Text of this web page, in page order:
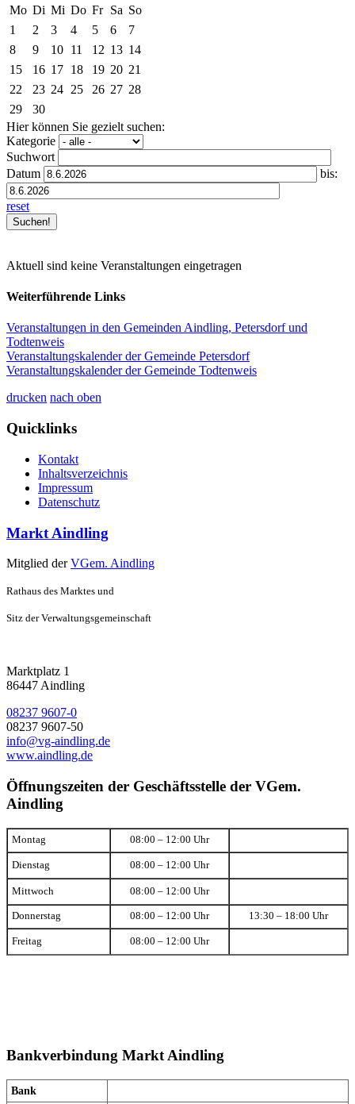
Mo Di Mi Do Fr Sa So
1
2 3 4 5 6
7
8
9 10 11 12 13 14
15
16 17 18 19 20 21
22
23 24 25 26 27 28
29
30
Hier können Sie gezielt suchen:
Kategorie
Suchwort
Datum
bis:
reset
Aktuell sind keine Veranstaltungen eingetragen
Weiterführende Links
Veranstaltungen in den Gemeinden Aindling, Petersdorf und
Todtenweis
Veranstaltungskalender der Gemeinde Petersdorf
Veranstaltungskalender der Gemeinde Todtenweis
drucken nach oben
Quicklinks
Kontakt
Inhaltsverzeichnis
Impressum
Datenschutz
Markt Aindling
Mitglied derVGem. Aindling
Rathaus des Marktes und
Sitz der Verwaltungsgemeinschaft
Marktplatz 1
86447 Aindling
08237 9607-0
08237 9607-50
info@vg-aindling.de
www.aindling.de
Öffnungszeiten der Geschäftsstelle der VGem.
Aindling
Montag 08:00 – 12:00 Uhr
Dienstag 08:00 – 12:00 Uhr
Mittwoch 08:00 – 12:00 Uhr
Donnerstag 08:00 – 12:00 Uhr 13:30 – 18:00 Uhr
Freitag 08:00 – 12:00 Uhr
Bankverbindung Markt Aindling
Bank